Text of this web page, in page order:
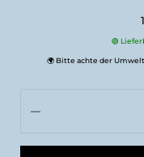
🟢
🌍 Bitte achte der